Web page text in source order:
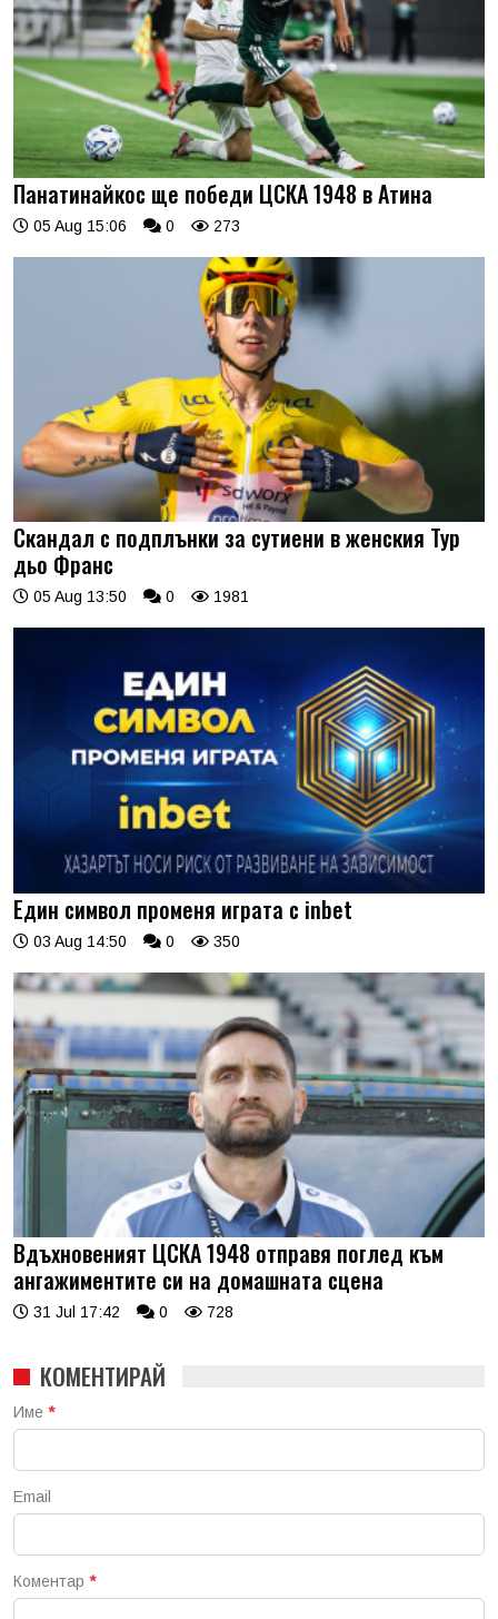
Панатинайкос ще победи ЦСКА 1948 в Атина
05 Aug 15:06 0 273
Скандал с подплънки за сутиени в женския Тур
дьо Франс
05 Aug 13:50 0 1981
Един символ променя играта с inbet
03 Aug 14:50 0 350
Вдъхновеният ЦСКА 1948 отправя поглед към
ангажиментите си на домашната сцена
31 Jul 17:42 0 728
КОМЕНТИРАЙ
Име *
Email
Коментар *